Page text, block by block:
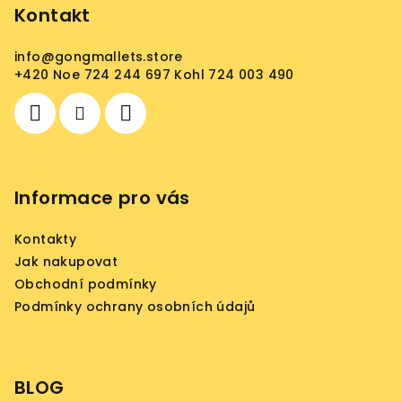
Kontakt
info@gongmallets.store
+420 Noe 724 244 697 Kohl 724 003 490
Informace pro vás
Kontakty
Jak nakupovat
Obchodní podmínky
Podmínky ochrany osobních údajů
BLOG